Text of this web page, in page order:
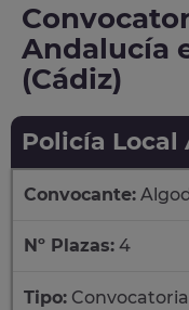
Andalucía
(Cádiz)
Policía Local
Convocante:
Nº Plazas: 4
Tipo: Convocatoria